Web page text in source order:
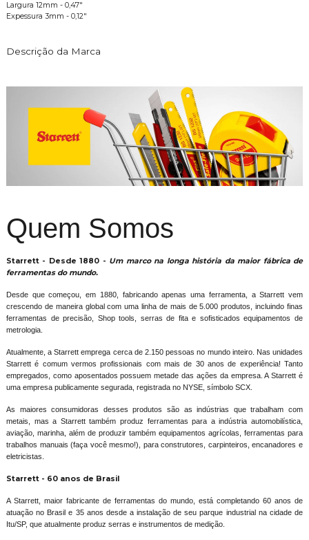
Largura 12mm - 0,47"
Expessura 3mm - 0,12"
Descrição da Marca
Quem Somos
Starrett - Desde 1880 - Um marco na longa história da maior fábrica de
ferramentas do mundo.
Desde que começou, em 1880, fabricando apenas uma ferramenta, a Starrett vem
crescendo de maneira global com uma linha de mais de 5.000 produtos, incluindo finas
ferramentas de precisão, Shop tools, serras de fita e sofisticados equipamentos de
metrologia.
Atualmente, a Starrett emprega cerca de 2.150 pessoas no mundo inteiro. Nas unidades
Starrett é comum vermos profissionais com mais de 30 anos de experiência! Tanto
empregados, como aposentados possuem metade das ações da empresa. A Starrett é
uma empresa publicamente segurada, registrada no NYSE, símbolo SCX.
As maiores consumidoras desses produtos são as indústrias que trabalham com
metais, mas a Starrett também produz ferramentas para a indústria automobilística,
aviação, marinha, além de produzir também equipamentos agrícolas, ferramentas para
trabalhos manuais (faça você mesmo!), para construtores, carpinteiros, encanadores e
eletricistas.
Starrett - 60 anos de Brasil
A Starrett, maior fabricante de ferramentas do mundo, está completando 60 anos de
atuação no Brasil e 35 anos desde a instalação de seu parque industrial na cidade de
Itu/SP, que atualmente produz serras e instrumentos de medição.